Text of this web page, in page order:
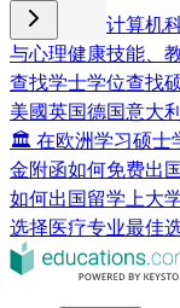
商业与管理 计算机
与心理健康技能、
查找学士学位查找
美國英国德国意大
🏛 在欧洲学习硕士
金附函如何免费出
如何出国留学上大
选择医疗专业最佳